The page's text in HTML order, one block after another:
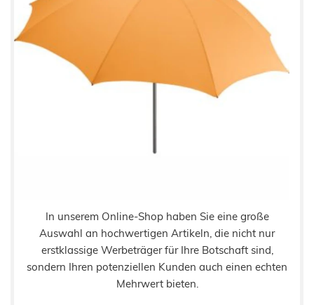
In unserem Online-Shop haben Sie eine große
Auswahl an hochwertigen Artikeln, die nicht nur
erstklassige Werbeträger für Ihre Botschaft sind,
sondern Ihren potenziellen Kunden auch einen echten
Mehrwert bieten.